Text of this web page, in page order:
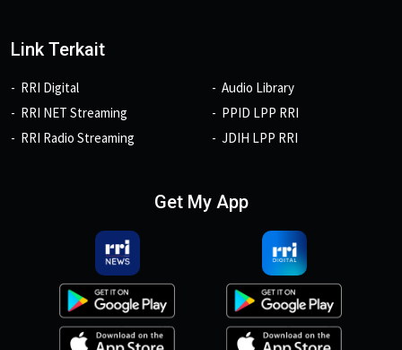
Link Terkait
RRI Digital
RRI NET Streaming
RRI Radio Streaming
Audio Library
PPID LPP RRI
JDIH LPP RRI
Get My App